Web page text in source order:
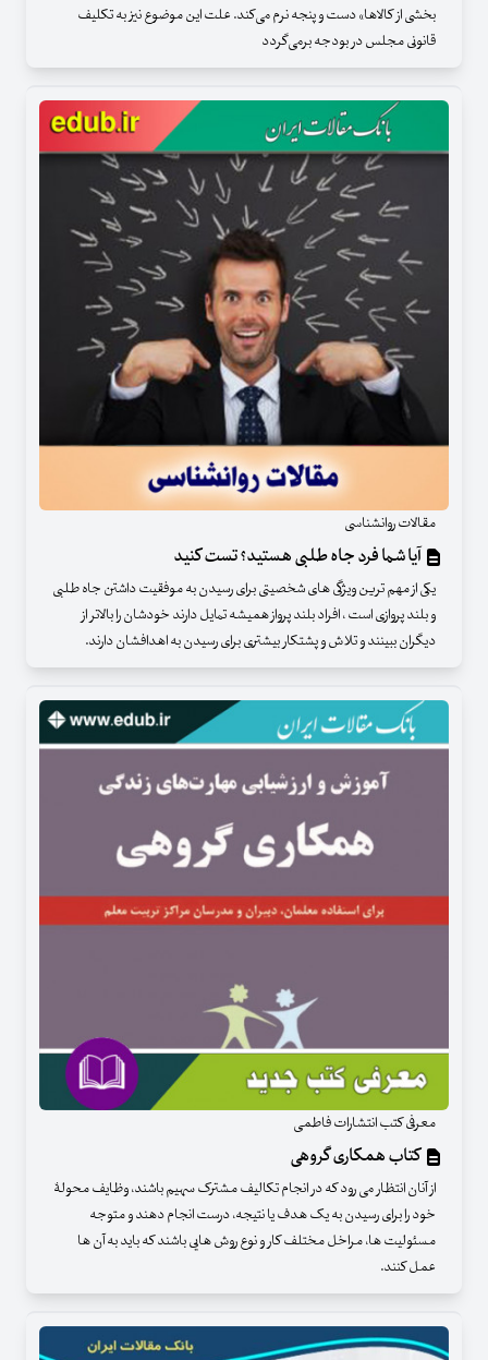
بخشی از کالاها» دست و پنجه نرم می‌کند. علت این موضوع نیز به تکلیف
قانونی مجلس در بودجه برمی‌گردد
مقالات روانشناسی
آیا شما فرد جاه طلبی هستید؟ تست کنید
یکی از مهم ترین ویژگی های شخصیتی برای رسیدن به موفقیت داشتن جاه طلبی
و بلند پروازی است ، افراد بلند پرواز همیشه تمایل دارند خودشان را بالاتر از
دیگران ببینند و تلاش و پشتکار بیشتری برای رسیدن به اهدافشان دارند.
معرفی کتب انتشارات فاطمی
کتاب همکاری گروهی
از آنان انتظار می رود که در انجام تکالیف مشترک سهیم باشند، وظایف محولۀ
خود را برای رسیدن به یک هدف یا نتیجه، درست انجام دهند و متوجه
مسئولیت ها، مراخل مختلف کار و نوع روش هایی باشند که باید به آن ها
عمل کنند.